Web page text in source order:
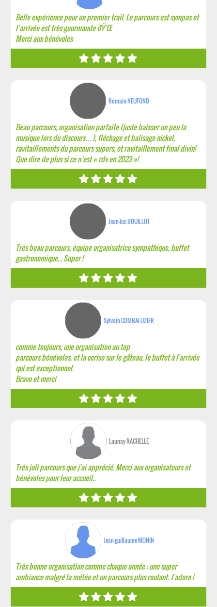
Belle expérience pour un premier trail. Le parcours est sympas et
l’arrivée est très gourmande ðŸ‘Œ
Merci aux bénévoles
Romain NEUFOND
Beau parcours, organisation parfaite (juste baisser un peu la
musique lors du discours…), fléchage et balisage nickel,
ravitaillements du parcours supers, et ravitaillement final divin!
Que dire de plus si ce n’est « rdv en 2023 »!
Jean-luc BOUILLOT
Très beau parcours, équipe organisatrice sympathique, buffet
gastronomique... Super !
Sylvain COMBALUZIER
comme toujours, une organisation au top
parcours bénévoles, et la cerise sur le gâteau, le buffet à l'arrivée
qui est exceptionnel.
Bravo et merci
Launay RACHELLE
Très joli parcours que j'ai apprécié. Merci aux organisateurs et
bénévoles pour leur accueil..
Jean-guillaume MONIN
Très bonne organisation comme chaque année ; une super
ambiance malgré la météo et un parcours plus roulant. J'adore !